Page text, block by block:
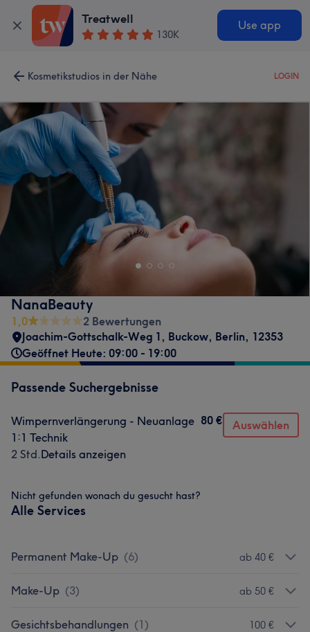
Treatwell
130K
Use app
Kosmetikstudios in der Nähe LOGIN
NanaBeauty
1,0
2 Bewertungen
Joachim-Gottschalk-Weg 1, Buckow, Berlin, 12353
Geöffnet Heute: 09:00 - 19:00
Passende Suchergebnisse
Wimpernverlängerung - Neuanlage
1:1 Technik
2 Std.Details anzeigen
80 € Auswählen
Nicht gefunden wonach du gesucht hast?
Alle Services
Permanent Make-Up (6) ab 40 €
Make-Up (3) ab 50 €
Gesichtsbehandlungen (1) 100 €